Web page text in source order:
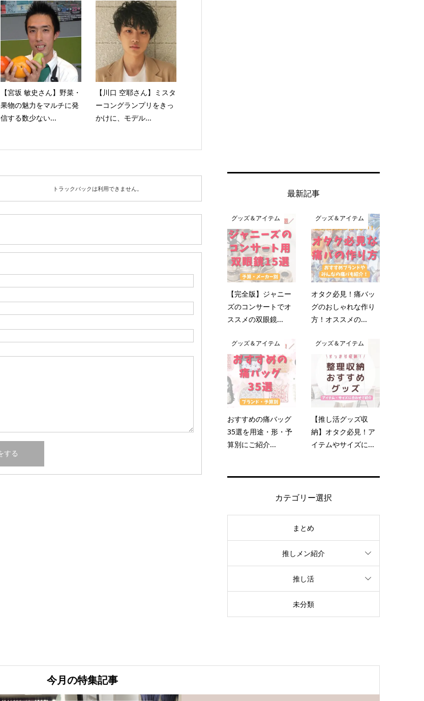
【宮坂 敏史さん】野菜・
果物の魅力をマルチに発
信する数少ない...
【川口 空耶さん】ミスタ
ーコングランプリをきっ
かけに、モデル...
トラックバックは利用できません。 最新記事
グッズ＆アイテム
【完全版】ジャニー
ズのコンサートでオ
ススメの双眼鏡...
グッズ＆アイテム
オタク必見！痛バッ
グのおしゃれな作り
方！オススメの...
グッズ＆アイテム
おすすめの痛バッグ
35選を用途・形・予
算別にご紹介...
グッズ＆アイテム
【推し活グッズ収
納】オタク必見！ア
イテムやサイズに...
カテゴリー選択
まとめ
推しメン紹介
推し活
未分類
今月の特集記事